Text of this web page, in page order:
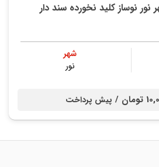
نور نوساز کلید نخورده سند دار
شهر
نور
/ پیش پرداخت